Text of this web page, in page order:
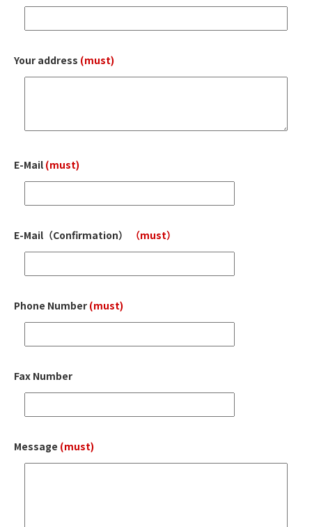
Your address (must)
E-Mail (must)
E-Mail （Confirmation） （must）
Phone Number (must)
Fax Number
Message (must)